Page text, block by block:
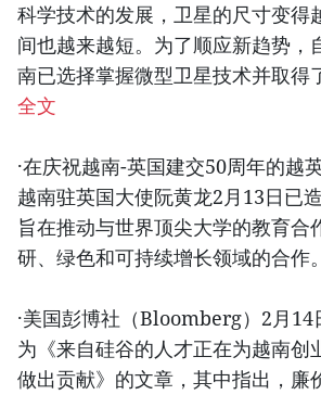
科学技术的发展，卫星的尺寸变得
间也越来越短。为了顺应新趋势，
南已选择掌握微型卫星技术并取得
全文
·在庆祝越南-英国建交50周年的越
越南驻英国大使阮黄龙2月13日已
旨在推动与世界顶尖大学的教育合
研、绿色和可持续增长领域的合作。
·美国彭博社（Bloomberg）2月14
为《来自硅谷的人才正在为越南创
做出贡献》的文章，其中指出，廉